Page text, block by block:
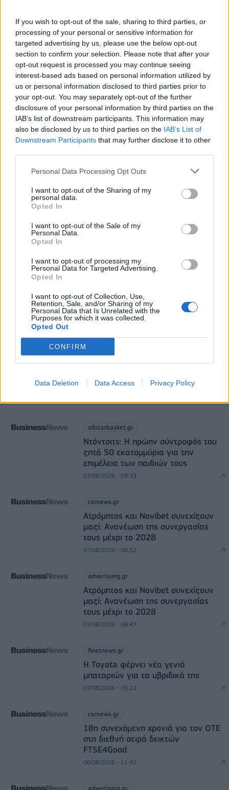
If you wish to opt-out of the sale, sharing to third parties, or
processing of your personal or sensitive information for
targeted advertising by us, please use the below opt-out
section to confirm your selection. Please note that after your
opt-out request is processed you may continue seeing
interest-based ads based on personal information utilized by
us or personal information disclosed to third parties prior to
your opt-out. You may separately opt-out of the further
disclosure of your personal information by third parties on the
IAB’s list of downstream participants. This information may
also be disclosed by us to third parties on the IAB’s List of
Downstream Participants that may further disclose it to other
Personal Data Processing Opt Outs
I want to opt-out of the Sharing of my
personal data.
Opted In
I want to opt-out of the Sale of my
Personal Data.
Opted In
I want to opt-out of processing my
Personal Data for Targeted Advertising.
Opted In
I want to opt-out of Collection, Use,
Retention, Sale, and/or Sharing of my
Personal Data that Is Unrelated with the
Purposes for which it was collected.
Opted Out
CONFIRM
Data Deletion Data Access Privacy Policy
ΔΗΜΟΦΙΛΗ
18η συνεχόμενη χρονιά για τον ΟΤΕ στη διεθνή
σειρά δεικτών FTSE4Good
06/08/2026 - 14:40 ESG
Χρηματιστήριο: Πτώση κατά 0,59%, στα 320,42
εκατ. ευρώ ο τζίρος
06/08/2026 - 18:10 ΟΙΚΟΝΟΜΙΑ
06/08/2026 - 16:20 ΕΝΕΡΓΕΙΑ
Aegean: Νέο ιστορικό ρεκόρ με πάνω από 2 εκατ.
επιβάτες τον Ιούλιο
ΥΠΑΑΤ: Αποζημιώσεις 38,1 εκατ. ευρώ σε
πυρετό
06/08/2026 - 15:33
allstarbasket.gr
Ιαπωνική... για τέταρτο σερί χρόνο η
Καρδίτσα
07/08/2026 - 09:44
allstarbasket.gr
Ντόντσιτς: Η πρώην σύντροφός του
ζητά 50 εκατομμύρια για την
επιμέλεια των παιδιών τους
07/08/2026 - 09:33
csrnews.gr
Ατρόμητος και Novibet συνεχίζουν
μαζί: Ανανέωση της συνεργασίας
τους μέχρι το 2028
07/08/2026 - 08:52
advertising.gr
Ατρόμητος και Novibet συνεχίζουν
μαζί: Ανανέωση της συνεργασίας
τους μέχρι το 2028
07/08/2026 - 08:47
fleetnews.gr
Η Toyota φέρνει νέα γενιά
μπαταριών για τα υβριδικά της
07/08/2026 - 05:22
csrnews.gr
18η συνεχόμενη χρονιά για τον ΟΤΕ
στη διεθνή σειρά δεικτών
FTSE4Good
06/08/2026 - 11:42
advertising.gr